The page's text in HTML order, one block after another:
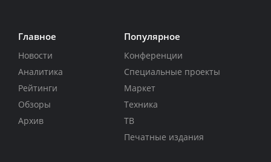
Главное
Новости
Аналитика
Рейтинги
Обзоры
Архив
Популярное
Конференции
Специальные проекты
Маркет
Техника
ТВ
Печатные издания